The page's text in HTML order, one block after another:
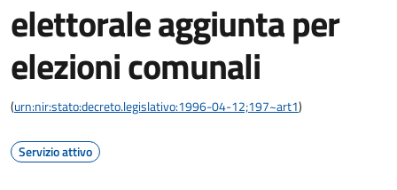
elettorale aggiunta per
elezioni comunali
(urn:nir:stato:decreto.legislativo:1996-04-12;197~art1)
Servizio attivo